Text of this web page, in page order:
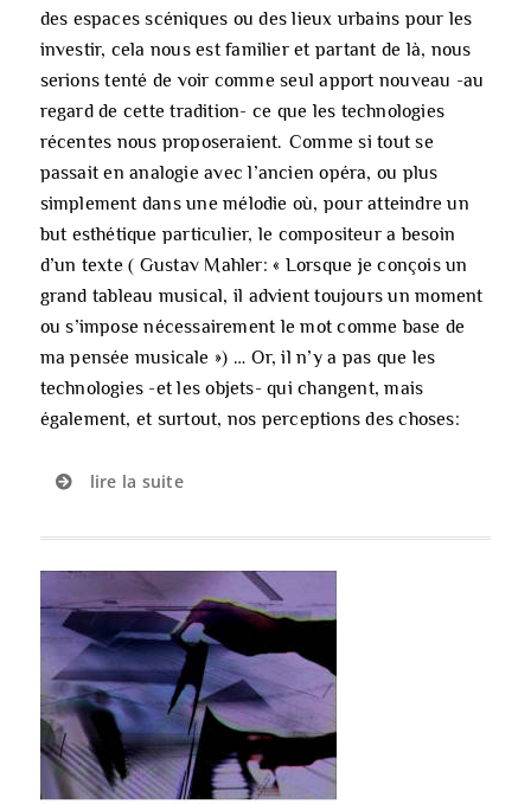
des espaces scéniques ou des lieux urbains pour les
investir, cela nous est familier et partant de là, nous
serions tenté de voir comme seul apport nouveau -au
regard de cette tradition- ce que les technologies
récentes nous proposeraient. Comme si tout se
passait en analogie avec l’ancien opéra, ou plus
simplement dans une mélodie où, pour atteindre un
but esthétique particulier, le compositeur a besoin
d’un texte ( Gustav Mahler: « Lorsque je conçois un
grand tableau musical, il advient toujours un moment
ou s’impose nécessairement le mot comme base de
ma pensée musicale ») … Or, il n’y a pas que les
technologies -et les objets- qui changent, mais
également, et surtout, nos perceptions des choses:
lire la suite